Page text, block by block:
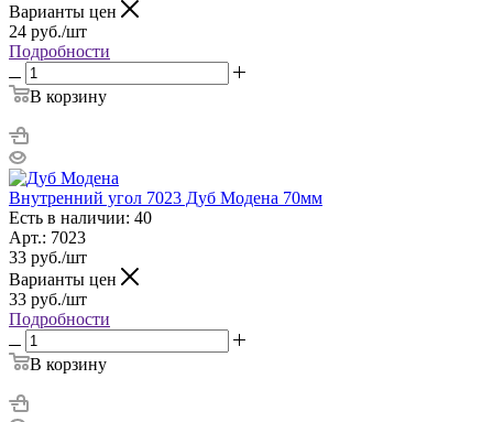
Варианты цен
24 руб./шт
Подробности
В корзину
Внутренний угол 7023 Дуб Модена 70мм
Есть в наличии: 40
Арт.: 7023
33 руб./шт
Варианты цен
33 руб./шт
Подробности
В корзину